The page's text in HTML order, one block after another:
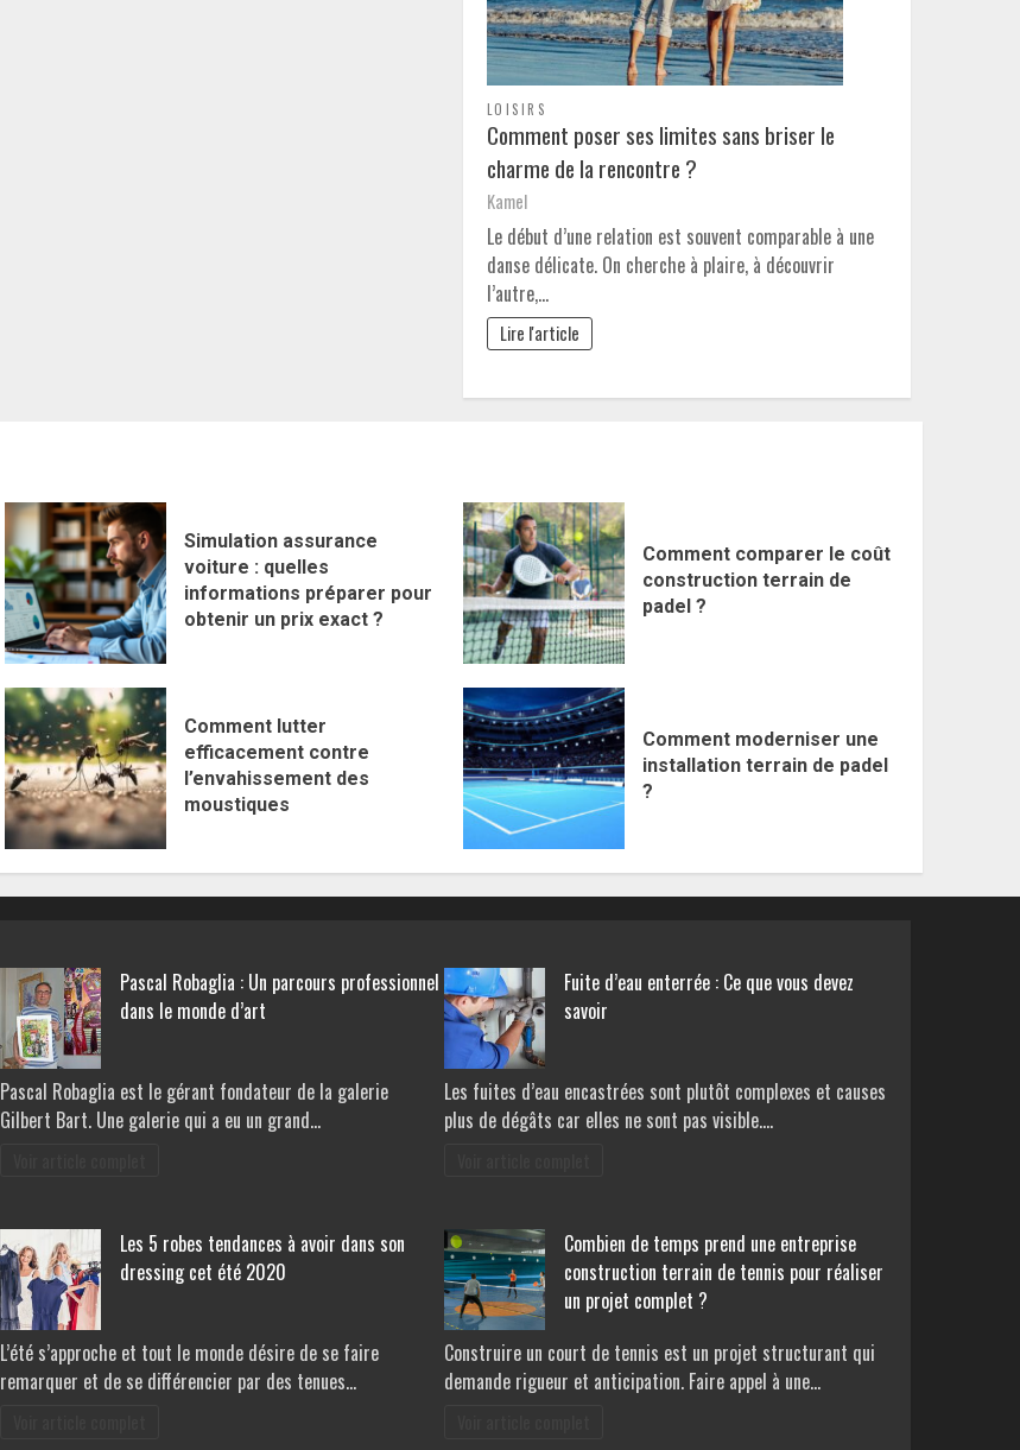
LOISIRS
Comment poser ses limites sans briser le
charme de la rencontre ?
Kamel
Le début d’une relation est souvent comparable à une
danse délicate. On cherche à plaire, à découvrir
l’autre,…
Lire l'article
Simulation assurance
voiture : quelles
informations préparer pour
obtenir un prix exact ?
Comment comparer le coût
construction terrain de
padel ?
Comment lutter
efficacement contre
l’envahissement des
moustiques
Comment moderniser une
installation terrain de padel
?
Pascal Robaglia : Un parcours professionnel
dans le monde d’art
Pascal Robaglia est le gérant fondateur de la galerie
Gilbert Bart. Une galerie qui a eu un grand…
Fuite d’eau enterrée : Ce que vous devez
savoir
Les fuites d’eau encastrées sont plutôt complexes et causes
plus de dégâts car elles ne sont pas visible.…
Les 5 robes tendances à avoir dans son
dressing cet été 2020
L’été s’approche et tout le monde désire de se faire
remarquer et de se différencier par des tenues…
Combien de temps prend une entreprise
construction terrain de tennis pour réaliser
un projet complet ?
Construire un court de tennis est un projet structurant qui
demande rigueur et anticipation. Faire appel à une…